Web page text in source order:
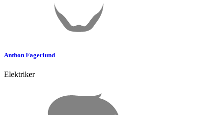
Anthon Fagerlund
Elektriker